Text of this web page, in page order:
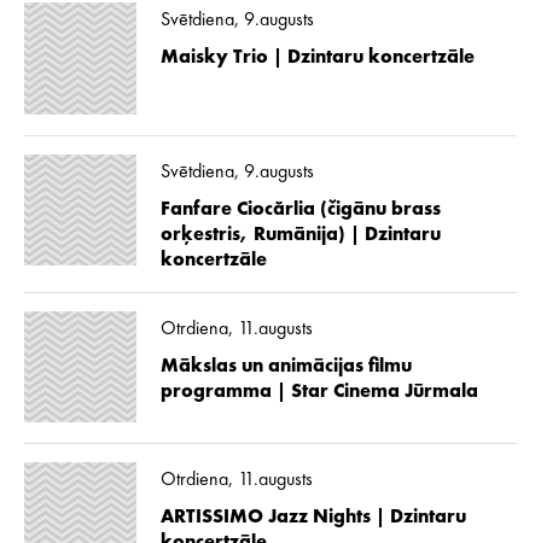
Svētdiena, 9.augusts
Maisky Trio | Dzintaru koncertzāle
Svētdiena, 9.augusts
Fanfare Ciocărlia (čigānu brass
orķestris, Rumānija) | Dzintaru
koncertzāle
Otrdiena, 11.augusts
Mākslas un animācijas filmu
programma | Star Cinema Jūrmala
Otrdiena, 11.augusts
ARTISSIMO Jazz Nights | Dzintaru